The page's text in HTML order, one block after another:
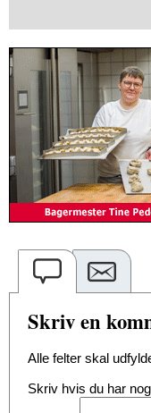
Skriv en
Alle felter skal
Skriv hvis du har